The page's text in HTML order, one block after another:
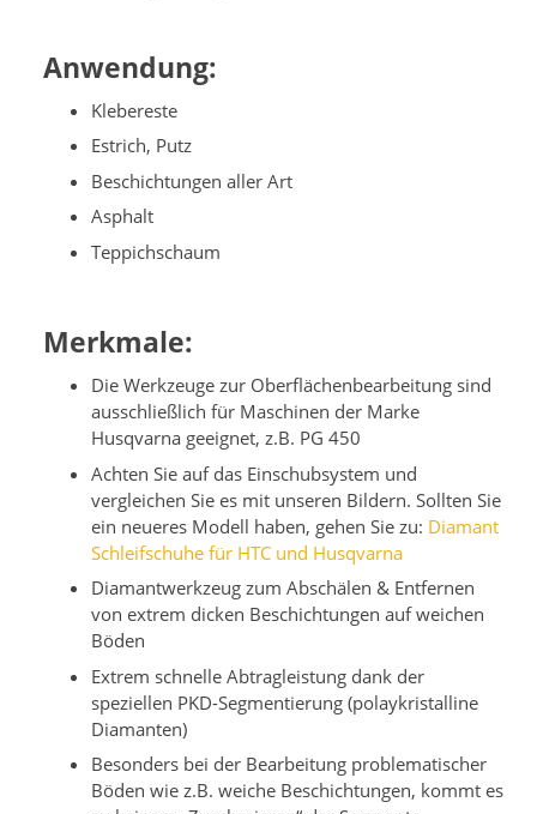
Anwendung:
Klebereste
Estrich, Putz
Beschichtungen aller Art
Asphalt
Teppichschaum
Merkmale:
Die Werkzeuge zur Oberflächenbearbeitung sind
ausschließlich für Maschinen der Marke
Husqvarna geeignet, z.B. PG 450
Achten Sie auf das Einschubsystem und
vergleichen Sie es mit unseren Bildern. Sollten Sie
ein neueres Modell haben, gehen Sie zu: Diamant
Schleifschuhe für HTC und Husqvarna
Diamantwerkzeug zum Abschälen & Entfernen
von extrem dicken Beschichtungen auf weichen
Böden
Extrem schnelle Abtragleistung dank der
speziellen PKD-Segmentierung (polaykristalline
Diamanten)
Besonders bei der Bearbeitung problematischer
Böden wie z.B. weiche Beschichtungen, kommt es